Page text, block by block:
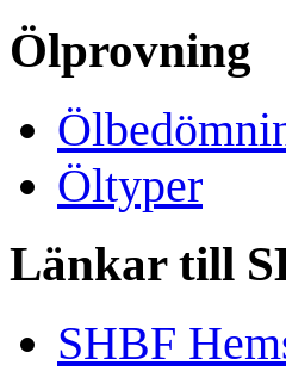
Ölprovning
Öltyper
Länkar till
SHBF